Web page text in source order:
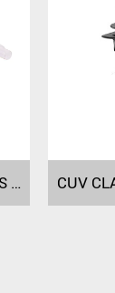
CUV CLARIFICADORES UV-C DA SÉRIE CUV-318 CUV-324/336